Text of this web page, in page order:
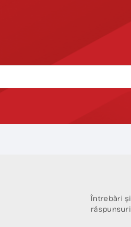
Întrebări și
răspunsuri